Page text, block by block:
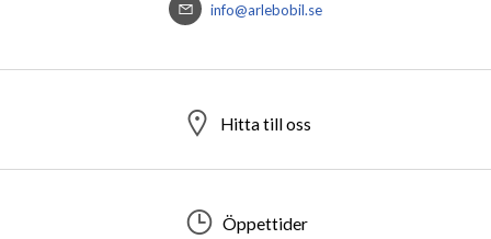
info@arlebobil.se
Hitta till oss
Öppettider